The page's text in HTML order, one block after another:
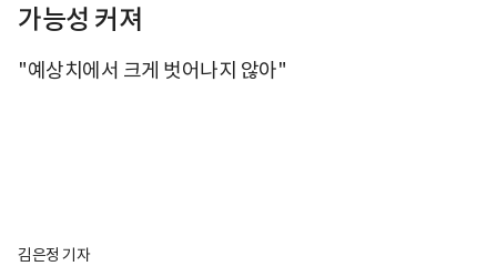
가능성 커져
"예상치에서 크게 벗어나지 않아"
김은정 기자